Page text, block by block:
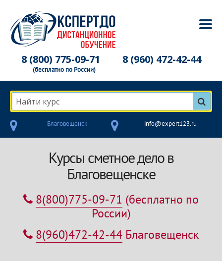
8 (800) 775-09-71
(бесплатно по России)
8 (960) 472-42-44
Найти курс
Благовещенск info@expert123.ru
Курсы сметное дело в
Благовещенске
8(800)775-09-71 (бесплатно по
России)
8(960)472-42-44 Благовещенск